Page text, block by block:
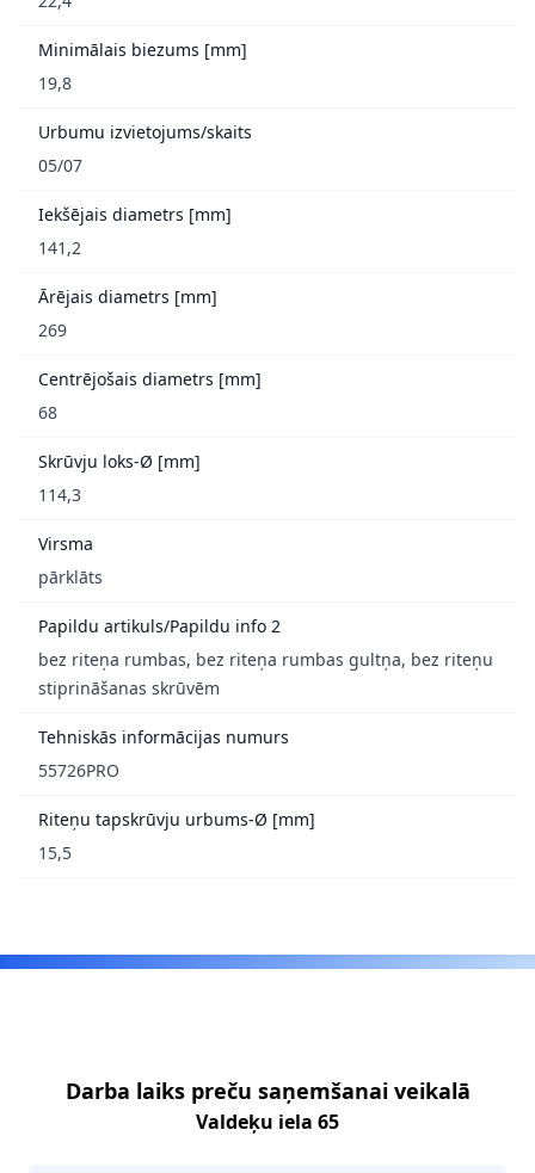
Minimālais biezums [mm]
19,8
Urbumu izvietojums/skaits
05/07
Iekšējais diametrs [mm]
141,2
Ārējais diametrs [mm]
269
Centrējošais diametrs [mm]
68
Skrūvju loks-Ø [mm]
114,3
Virsma
pārklāts
Papildu artikuls/Papildu info 2
bez riteņa rumbas, bez riteņa rumbas gultņa, bez riteņu
stiprināšanas skrūvēm
Tehniskās informācijas numurs
55726PRO
Riteņu tapskrūvju urbums-Ø [mm]
15,5
Darba laiks preču saņemšanai veikalā
Valdeķu iela 65